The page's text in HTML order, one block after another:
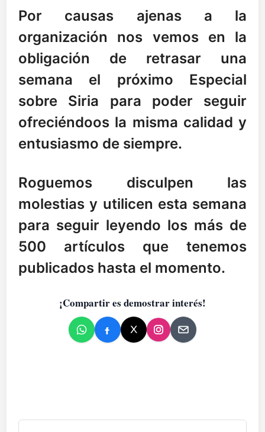
Por causas ajenas a la
organización nos vemos en la
obligación de retrasar una
semana el próximo Especial
sobre Siria para poder seguir
ofreciéndoos la misma calidad y
entusiasmo de siempre.
Roguemos disculpen las
molestias y utilicen esta semana
para seguir leyendo los más de
500 artículos que tenemos
publicados hasta el momento.
¡Compartir es demostrar interés!